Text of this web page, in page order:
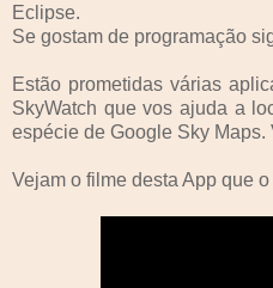
Eclipse.
Se gostam de programação
Estão prometidas várias
SkyWatch que vos ajuda a
espécie de Google Sky Maps.
Vejam o filme desta App que o